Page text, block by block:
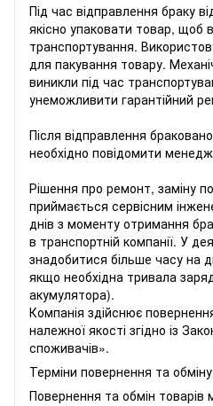
Під час відправлення браку
якісно упаковати товар, щоб
транспортування.
для пакування товару.
виникли під час
унеможливити гарантійний
Після відправлення
необхідно повідомити
Рішення про ремонт, заміну
приймається сервісним
днів з моменту отримання
в транспортній компанії. У
знадобитися більше часу на
якщо необхідна тривала
акумулятора).
Компанія здійснює
належної якості згідно із
споживачів».
Терміни повернення та
Повернення та обмін